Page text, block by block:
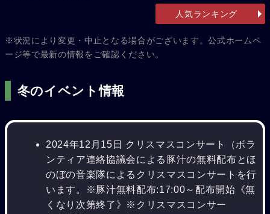
人気ランキング
※状況により変更・中止となる場合がございます。公式ホームペ
ージ等で最新の情報をご確認ください。
冬のイベント情報
2024年12月15日 クリスマスコンサート（ボラ
ンティア連絡協議会による豚汁の無料配布とほ
のぼの音楽隊によるクリスマスコンサートを行
います。※豚汁無料配布:17:00～配布開始《無
くなり次第終了》※クリスマスコンサー